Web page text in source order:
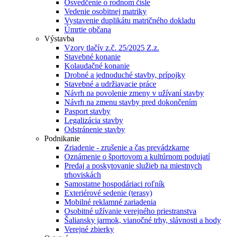
Osvedčenie o rodnom čísle
Vedenie osobitnej matriky
Vystavenie duplikátu matričného dokladu
Úmrtie občana
Výstavba
Vzory tlačív z.č. 25/2025 Z.z.
Stavebné konanie
Kolaudačné konanie
Drobné a jednoduché stavby, prípojky
Stavebné a udržiavacie práce
Návrh na povolenie zmeny v užívaní stavby
Návrh na zmenu stavby pred dokončením
Pasport stavby
Legalizácia stavby
Odstránenie stavby
Podnikanie
Zriadenie - zrušenie a čas prevádzkarne
Oznámenie o športovom a kultúrnom podujatí
Predaj a poskytovanie služieb na miestnych
trhoviskách
Samostatne hospodáriaci roľník
Exteriérové sedenie (terasy)
Mobilné reklamné zariadenia
Osobitné užívanie verejného priestranstva
Šaliansky jarmok, vianočné trhy, slávnosti a hody
Verejné zbierky